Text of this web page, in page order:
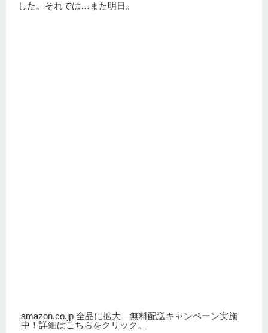
した。それでは…また明日。
amazon.co.jp 全品に拡大 無料配送キャンペーン実施
中！詳細はこちらをクリック。